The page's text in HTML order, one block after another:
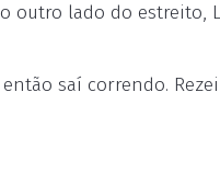
outro lado do estreito,
saí correndo.